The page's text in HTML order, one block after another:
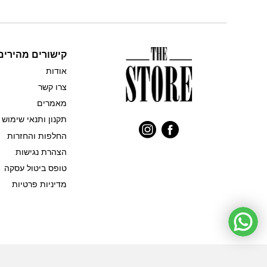
האפשרויות
ניתן
האפשרויות
בעמוד
המוצר
קישורים
אודות
צרו קשר
מאמרים
תקנון ותנאי
החלפות והחזרות
הצהרת נגישות
טופס ביטול עסקה
מדיניות פרטיות